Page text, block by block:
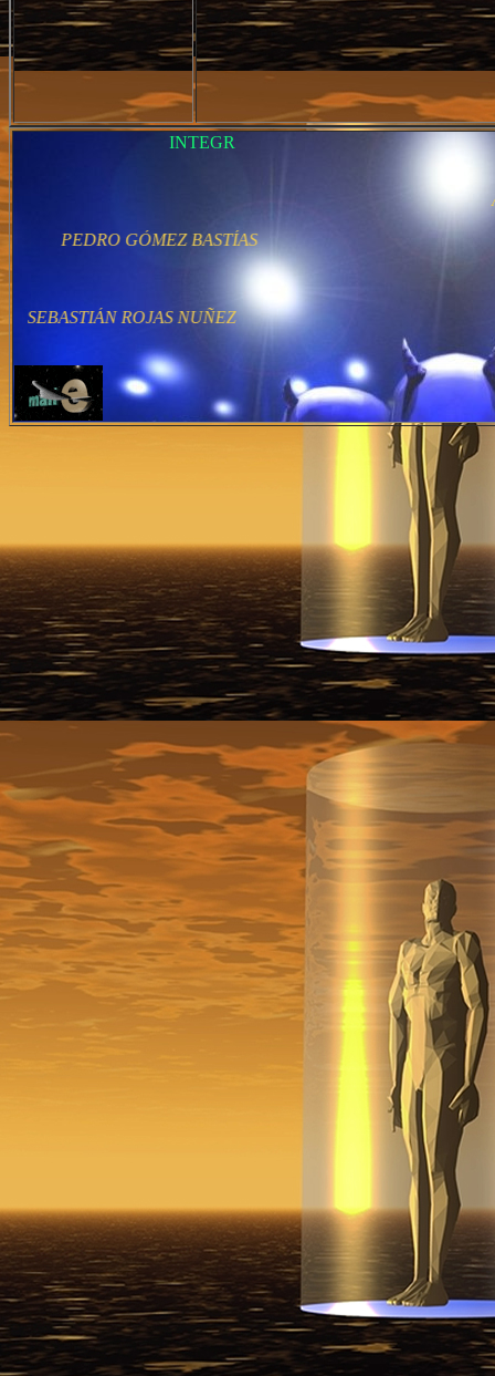
INTEGRANTES :
PEDRO GÓMEZ BASTÍAS
SEBASTIÁN ROJAS NUÑEZ